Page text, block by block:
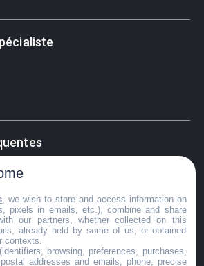
ophtalmologique
, we wish to store and access information on
pixels in emails, etc.), combine and share
our partners, whether collected on this
already held by some of us, or obtained
contexts.
browsing, preferences, purchases,
addresses and emails, phone, precise